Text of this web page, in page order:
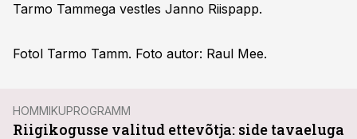
Tarmo Tammega vestles Janno Riispapp.
Fotol Tarmo Tamm. Foto autor: Raul Mee.
HOMMIKUPROGRAMM
Riigikogusse valitud ettevõtja: side tavaeluga